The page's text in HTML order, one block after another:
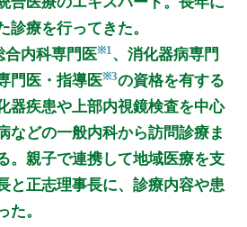
ださい。
療内容等について、事前に必ず医療
たはお電話にてご確認ください。
詳細を見る
式HPはこちら
初診受付
診療を行ってきた。
合内科専門医※1、消化器病専門
門医・指導医※3の資格を有する
器疾患や上部内視鏡検査を中心
などの一般内科から訪問診療ま
。親子で連携して地域医療を支
と正志理事長に、診療内容や患
た。